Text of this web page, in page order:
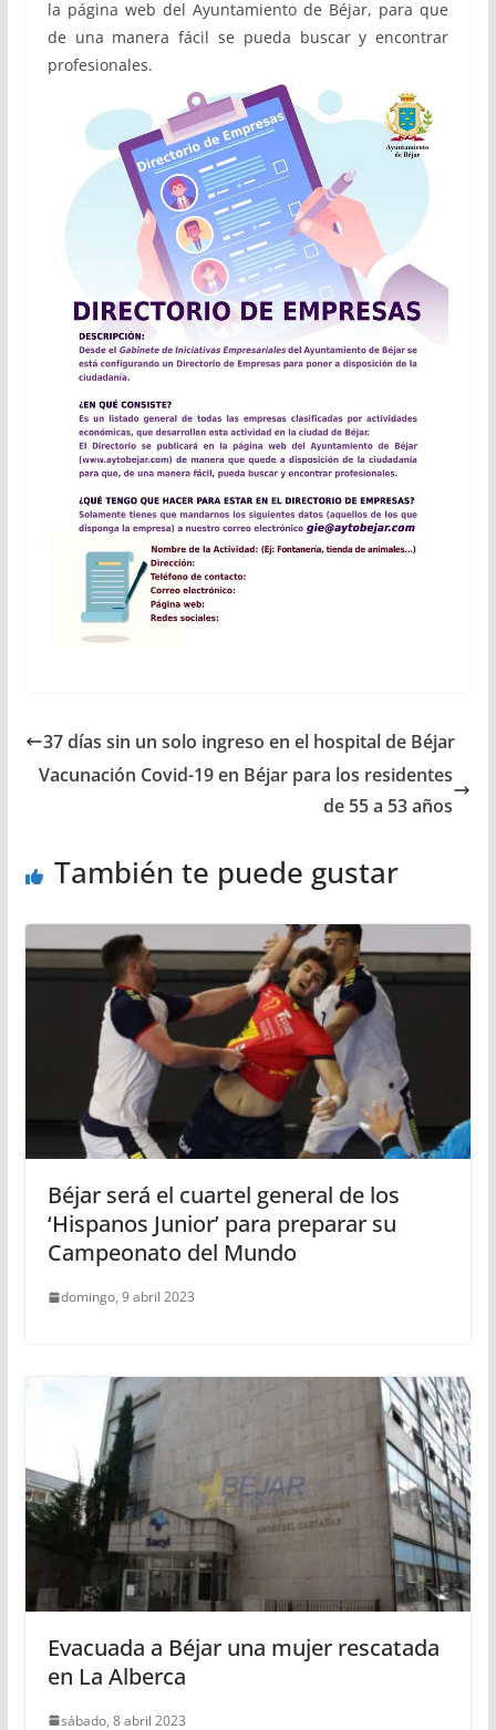
la página web del Ayuntamiento de Béjar, para que
de una manera fácil se pueda buscar y encontrar
profesionales.
37 días sin un solo ingreso en el hospital de Béjar
Vacunación Covid-19 en Béjar para los residentes
de 55 a 53 años
También te puede gustar
Béjar será el cuartel general de los
‘Hispanos Junior’ para preparar su
Campeonato del Mundo
domingo, 9 abril 2023
Evacuada a Béjar una mujer rescatada
en La Alberca
sábado, 8 abril 2023